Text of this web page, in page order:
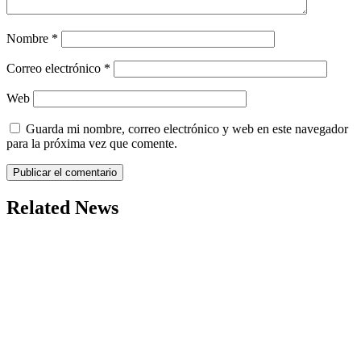
Nombre *
Correo electrónico *
Web
Guarda mi nombre, correo electrónico y web en este navegador
para la próxima vez que comente.
Related News